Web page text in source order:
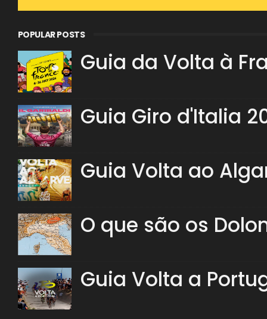
POPULAR POSTS
Guia da Volta à
Guia Giro d'Italia
Guia Volta ao
O que são os
Guia Volta a